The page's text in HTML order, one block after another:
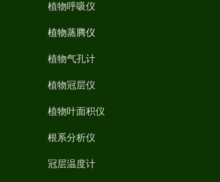
植物呼吸仪
植物蒸腾仪
植物气孔计
植物冠层仪
植物叶面积仪
根系分析仪
冠层温度计